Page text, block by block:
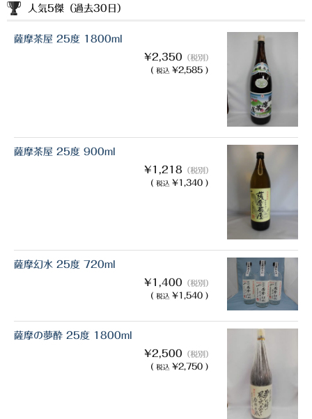
人気5傑（過去30日）
薩摩茶屋 25度 1800ml
¥2,350 （税別）
( 税込 ¥2,585 )
薩摩茶屋 25度 900ml
¥1,218 （税別）
( 税込 ¥1,340 )
薩摩幻水 25度 720ml
¥1,400 （税別）
( 税込 ¥1,540 )
薩摩の夢酔 25度 1800ml
¥2,500 （税別）
( 税込 ¥2,750 )